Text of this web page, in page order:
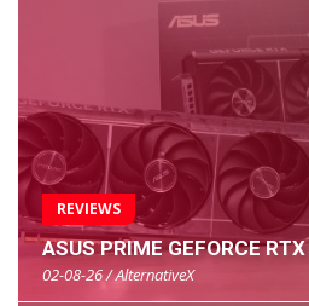
REVIEWS
ASUS PRIME GEFORCE
02-08-26 / AlternativeX